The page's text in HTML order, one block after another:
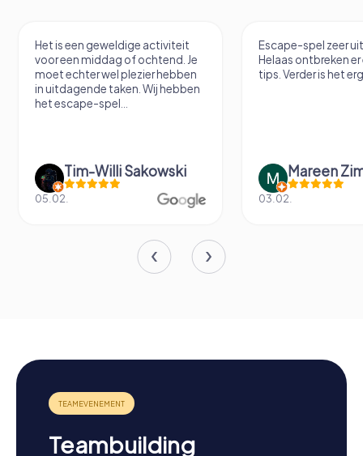
Het is een geweldige activiteit
voor een middag of ochtend. Je
moet echter wel plezier hebben
in uitdagende taken. Wij hebben
het escape-spel...
Tim-Willi Sakowski
05.02.
Escape-spel zeer
Helaas ontbreken er
tips. Verder is het
Mareen
03.02.
Teambuilding